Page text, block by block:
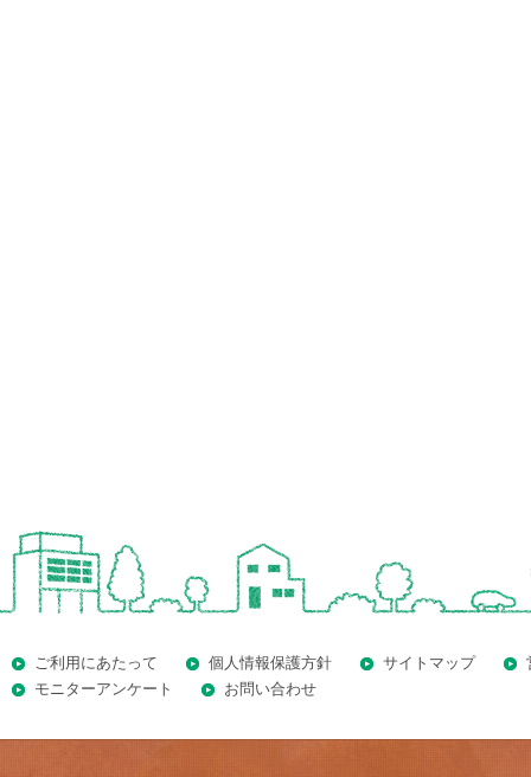
ご利用にあたって 個人情報保護方針 サイトマップ
モニターアンケート
お問い合わせ